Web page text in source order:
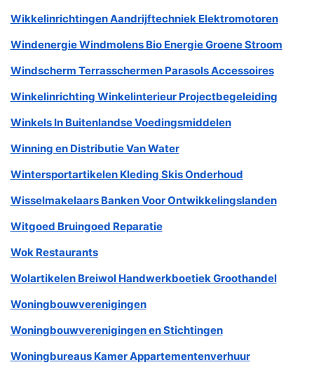
Wikkelinrichtingen Aandrijftechniek Elektromotoren
Windenergie Windmolens Bio Energie Groene Stroom
Windscherm Terrasschermen Parasols Accessoires
Winkelinrichting Winkelinterieur Projectbegeleiding
Winkels In Buitenlandse Voedingsmiddelen
Winning en Distributie Van Water
Wintersportartikelen Kleding Skis Onderhoud
Wisselmakelaars Banken Voor Ontwikkelingslanden
Witgoed Bruingoed Reparatie
Wok Restaurants
Wolartikelen Breiwol Handwerkboetiek Groothandel
Woningbouwverenigingen
Woningbouwverenigingen en Stichtingen
Woningbureaus Kamer Appartementenverhuur